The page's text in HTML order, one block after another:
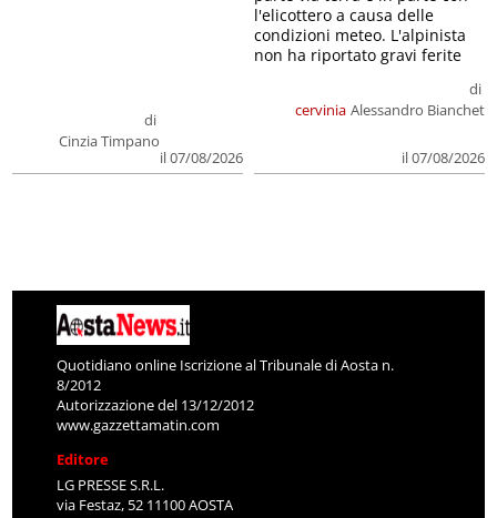
di
Cinzia Timpano
il 07/08/2026
cervinia
di
Alessandro Bianchet
il 07/08/2026
l'elicottero a causa delle
condizioni meteo. L'alpinista
non ha riportato gravi ferite
Quotidiano online Iscrizione al Tribunale di Aosta n.
8/2012
Autorizzazione del 13/12/2012
www.gazzettamatin.com
Editore
LG PRESSE S.R.L.
via Festaz, 52 11100 AOSTA